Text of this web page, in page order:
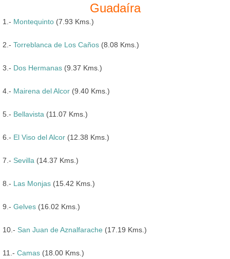
Guadaíra
1.- Montequinto (7.93 Kms.)
2.- Torreblanca de Los Caños (8.08 Kms.)
3.- Dos Hermanas (9.37 Kms.)
4.- Mairena del Alcor (9.40 Kms.)
5.- Bellavista (11.07 Kms.)
6.- El Viso del Alcor (12.38 Kms.)
7.- Sevilla (14.37 Kms.)
8.- Las Monjas (15.42 Kms.)
9.- Gelves (16.02 Kms.)
10.- San Juan de Aznalfarache (17.19 Kms.)
11.- Camas (18.00 Kms.)